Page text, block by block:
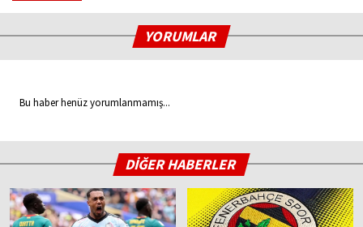
YORUMLAR
Bu haber henüz yorumlanmamış...
DİĞER HABERLER